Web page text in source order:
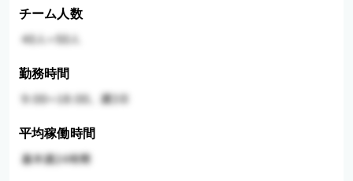
チーム人数
勤務時間
平均稼働時間